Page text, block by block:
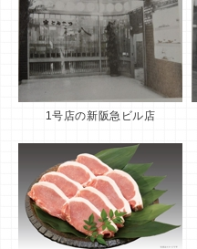
1号店の新阪急ビル店